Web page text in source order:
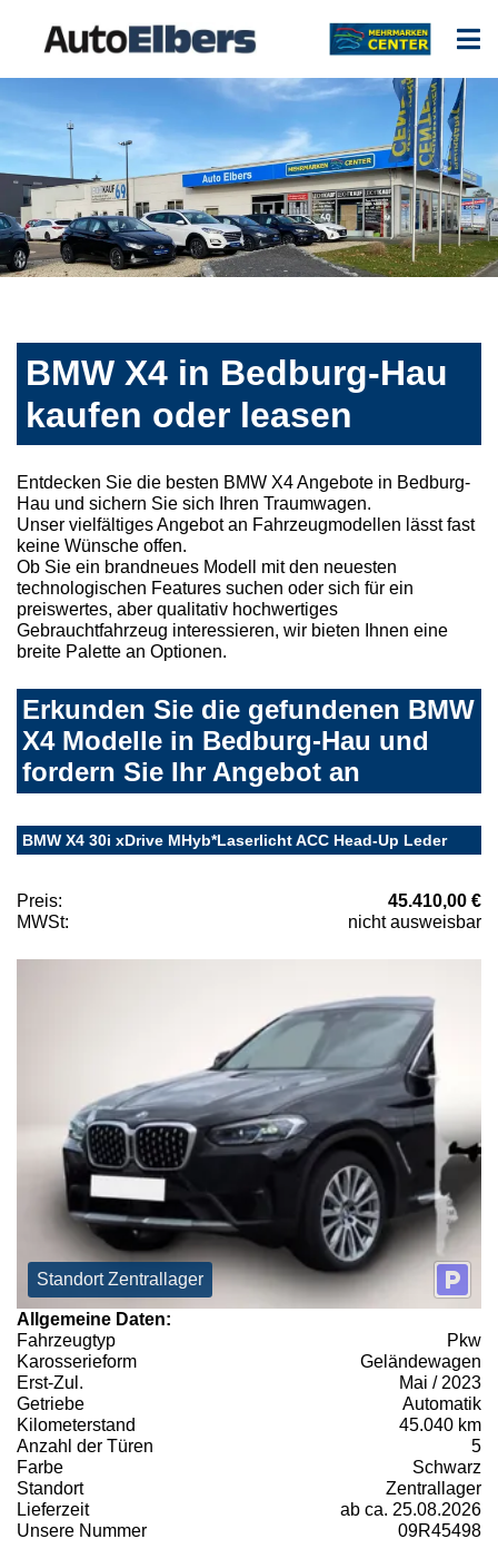
BMW X4 in Bedburg-Hau
kaufen oder leasen
Entdecken Sie die besten BMW X4 Angebote in Bedburg-
Hau und sichern Sie sich Ihren Traumwagen.
Unser vielfältiges Angebot an Fahrzeugmodellen lässt fast
keine Wünsche offen.
Ob Sie ein brandneues Modell mit den neuesten
technologischen Features suchen oder sich für ein
preiswertes, aber qualitativ hochwertiges
Gebrauchtfahrzeug interessieren, wir bieten Ihnen eine
breite Palette an Optionen.
Erkunden Sie die gefundenen BMW
X4 Modelle in Bedburg-Hau und
fordern Sie Ihr Angebot an
BMW X4 30i xDrive MHyb*Laserlicht ACC Head-Up Leder
Preis:
45.410,00 €
MWSt:
nicht ausweisbar
Standort Zentrallager
Allgemeine Daten:
Fahrzeugtyp
Pkw
Karosserieform
Geländewagen
Erst-Zul.
Mai / 2023
Getriebe
Automatik
Kilometerstand
45.040 km
Anzahl der Türen
5
Farbe
Schwarz
Standort
Zentrallager
Lieferzeit
ab ca. 25.08.2026
Unsere Nummer
09R45498